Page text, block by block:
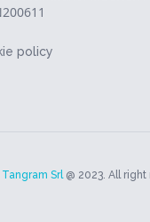
policy
Srl@ 2023. All right